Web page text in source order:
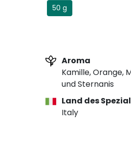
50 g
Aroma
Kamille, Orange,
und Sternanis
Land des
Italy